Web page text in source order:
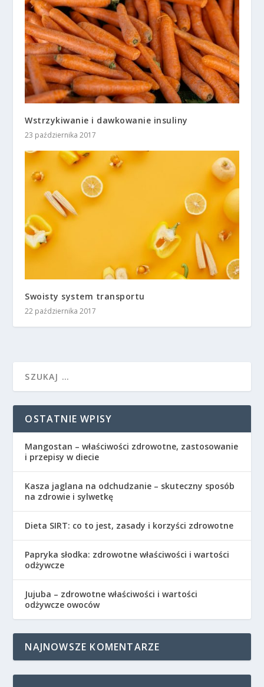
Wstrzykiwanie i dawkowanie insuliny
23 października 2017
Swoisty system transportu
22 października 2017
OSTATNIE WPISY
Mangostan – właściwości zdrowotne, zastosowanie
i przepisy w diecie
Kasza jaglana na odchudzanie – skuteczny sposób
na zdrowie i sylwetkę
Dieta SIRT: co to jest, zasady i korzyści zdrowotne
Papryka słodka: zdrowotne właściwości i wartości
odżywcze
Jujuba – zdrowotne właściwości i wartości
odżywcze owoców
NAJNOWSZE KOMENTARZE